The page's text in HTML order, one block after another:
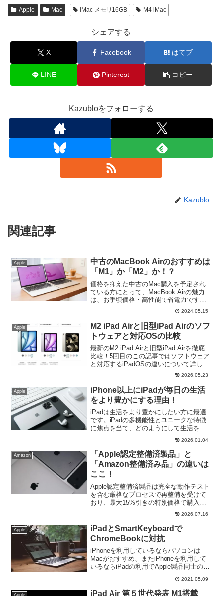
Apple Mac iMac メモリ16GB M4 iMac
シェアする
X Facebook はてブ
LINE Pinterest コピー
Kazubloをフォローする
Kazublo
関連記事
Apple
中古のMacBook Airのおすすめは
「M1」か「M2」か！？
価格を抑えた中古のMac購入を予定され
ている方にとって、MacBook Airの魅力
は、お手頃価格・高性能で省電力です
が、今購入ならM2 MacBook Airか、それ
ともM1 MacBook Airの方がおすすめなの
か！？必見です。
2024.05.15
Apple
M2 iPad Airと旧型iPad Airのソフ
トウェアと対応OSの比較
最新のM2 iPad Airと旧型iPad Airを徹底
比較！5回目のこの記事ではソフトウェア
と対応するiPadOSの違いについて詳しく
解説。iPad Air購入検討の方で、どちらを
選ぶべきか迷っている方必見の購入ガイ
ドです。
2026.05.23
Apple
iPhone以上にiPadが毎日の生活
をより豊かにする理由！
iPadは生活をより豊かにしたい方に最適
です。iPadの多機能性とユニークな特徴
に焦点を当て、どのようにして生活をよ
り快適で効果的にするかを探求し、iPad
がもたらす可能性を利用し、新たなデジ
タルライフを！
2026.01.04
Amazon
「Apple認定整備済製品」と
「Amazon整備済み品」の違いは
ここ！
Apple認定整備済製品は完全な動作テスト
を含む厳格なプロセスで再整備を受けて
おり、最大15%引きの特別価格で購入で
きるのが特徴ですが、「Amazon
Renewed」というAmazon整備済み品と
は、どう違うのでしょうか！？
2026.07.16
Apple
iPadとSmartKeyboardで
ChromeBookに対抗
iPhoneを利用しているならパソコンは
Macがおすすめ、またiPhoneを利用して
いるならiPadの利用でApple製品同士の最
は前回掲載いたしました。今売れている
ChromeBookに対抗できる組み合わせが
2021.05.09
Apple
iPad Air 第５世代発表 M1搭載